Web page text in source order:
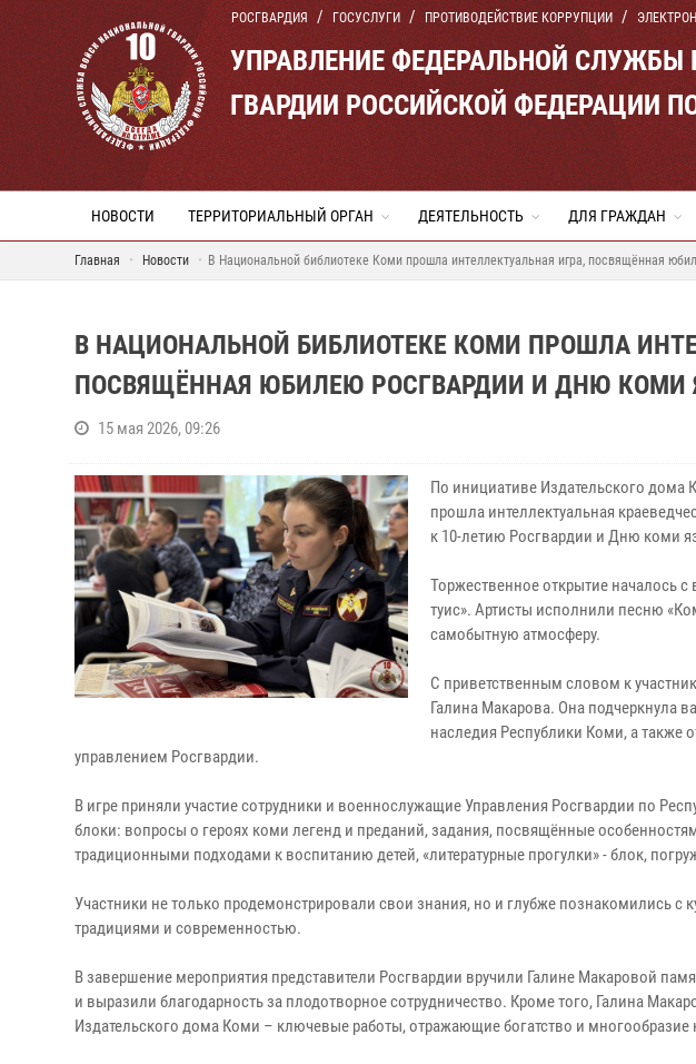
РОСГВАРДИЯ ГОСУСЛУГИ ПРОТИВОДЕЙСТВИЕ КОРРУПЦИИ
УПРАВЛЕНИЕ ФЕДЕРАЛЬНОЙ
ГВАРДИИ РОССИЙСКОЙ ФЕДЕРАЦИИ
НОВОСТИ ТЕРРИТОРИАЛЬНЫЙ ОРГАН ДЕЯТЕЛЬНОСТЬ ДЛЯ ГРАЖДАН
Главная Новости В Национальной библиотеке Коми прошла интеллектуальная игра, посвящённая
В НАЦИОНАЛЬНОЙ БИБЛИОТЕКЕ КОМИ ПРОШЛА
ПОСВЯЩЁННАЯ ЮБИЛЕЮ РОСГВАРДИИ И ДНЮ КОМИ
15 мая 2026, 09:26
По инициативе Издательского
прошла интеллектуальная
к 10-летию Росгвардии и Дню коми
Торжественное открытие началось
туис». Артисты исполнили песню
самобытную атмосферу.
С приветственным словом к
Галина Макарова. Она подчеркнула
наследия Республики Коми, а также
управлением Росгвардии.
В игре приняли участие сотрудники и военнослужащие Управления Росгвардии по
блоки: вопросы о героях коми легенд и преданий, задания, посвящённые
традиционными подходами к воспитанию детей, «литературные прогулки» - блок,
Участники не только продемонстрировали свои знания, но и глубже познакомились с
традициями и современностью.
В завершение мероприятия представители Росгвардии вручили Галине Макаровой
и выразили благодарность за плодотворное сотрудничество. Кроме того, Галина
Издательского дома Коми – ключевые работы, отражающие богатство и многообразие